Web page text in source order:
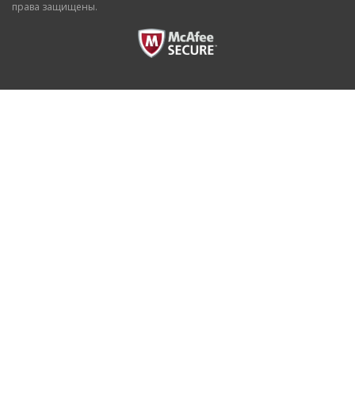
права защищены.